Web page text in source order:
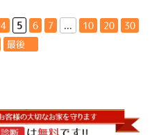
4 5 6 7 10 20 30
最後 »